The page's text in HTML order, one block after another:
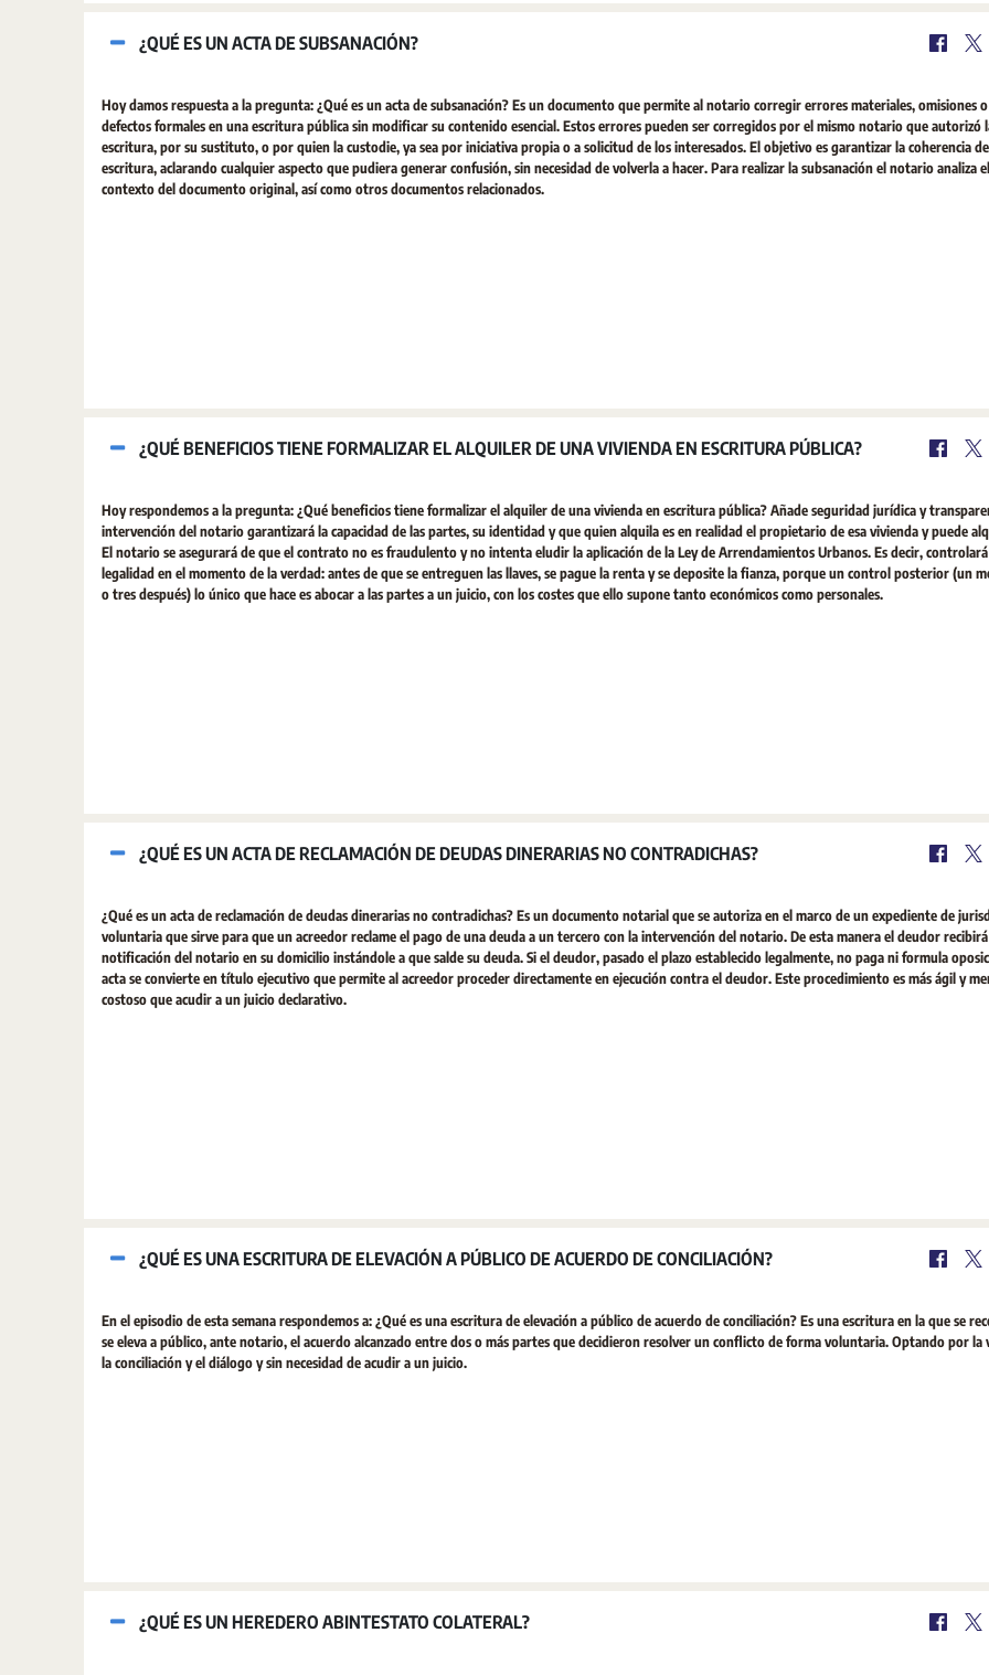
¿QUÉ ES UN ACTA DE SUBSANACIÓN?
Hoy damos respuesta a la pregunta: ¿Qué es un acta de subsanación? Es un documento que permite al notario corregir errores materiales, omisiones o
defectos formales en una escritura pública sin modificar su contenido esencial. Estos errores pueden ser corregidos por el mismo notario que autorizó
escritura, por su sustituto, o por quien la custodie, ya sea por iniciativa propia o a solicitud de los interesados. El objetivo es garantizar la coherencia
escritura, aclarando cualquier aspecto que pudiera generar confusión, sin necesidad de volverla a hacer. Para realizar la subsanación el notario analiza el
contexto del documento original, así como otros documentos relacionados.
¿QUÉ BENEFICIOS TIENE FORMALIZAR EL ALQUILER DE UNA VIVIENDA EN ESCRITURA PÚBLICA?
Hoy respondemos a la pregunta: ¿Qué beneficios tiene formalizar el alquiler de una vivienda en escritura pública? Añade seguridad jurídica y
intervención del notario garantizará la capacidad de las partes, su identidad y que quien alquila es en realidad el propietario de esa vivienda y puede
El notario se asegurará de que el contrato no es fraudulento y no intenta eludir la aplicación de la Ley de Arrendamientos Urbanos. Es decir,
legalidad en el momento de la verdad: antes de que se entreguen las llaves, se pague la renta y se deposite la fianza, porque un control posterior (un
o tres después) lo único que hace es abocar a las partes a un juicio, con los costes que ello supone tanto económicos como personales.
¿QUÉ ES UN ACTA DE RECLAMACIÓN DE DEUDAS DINERARIAS NO CONTRADICHAS?
¿Qué es un acta de reclamación de deudas dinerarias no contradichas? Es un documento notarial que se autoriza en el marco de un expediente de
voluntaria que sirve para que un acreedor reclame el pago de una deuda a un tercero con la intervención del notario. De esta manera el deudor
notificación del notario en su domicilio instándole a que salde su deuda. Si el deudor, pasado el plazo establecido legalmente, no paga ni formula
acta se convierte en título ejecutivo que permite al acreedor proceder directamente en ejecución contra el deudor. Este procedimiento es más ágil y
costoso que acudir a un juicio declarativo.
¿QUÉ ES UNA ESCRITURA DE ELEVACIÓN A PÚBLICO DE ACUERDO DE CONCILIACIÓN?
En el episodio de esta semana respondemos a: ¿Qué es una escritura de elevación a público de acuerdo de conciliación? Es una escritura en la que se
se eleva a público, ante notario, el acuerdo alcanzado entre dos o más partes que decidieron resolver un conflicto de forma voluntaria. Optando por la
la conciliación y el diálogo y sin necesidad de acudir a un juicio.
¿QUÉ ES UN HEREDERO ABINTESTATO COLATERAL?